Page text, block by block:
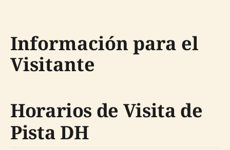
Información para el
Visitante
Horarios de Visita de
Pista DH